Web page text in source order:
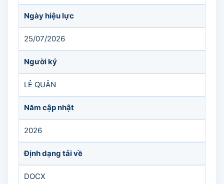
Ngày hiệu lực
25/07/2026
Người ký
LÊ QUÂN
Năm cập nhật
2026
Định dạng tải về
DOCX